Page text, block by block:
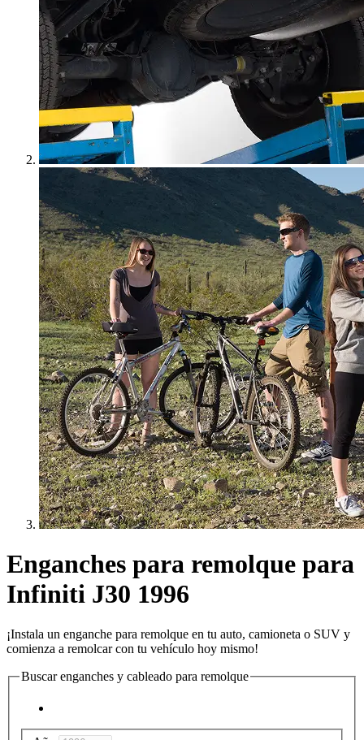
Enganches para remolque para
Infiniti J30 1996
¡Instala un enganche para remolque en tu auto, camioneta o SUV y
comienza a remolcar con tu vehículo hoy mismo!
Buscar enganches y cableado para remolque